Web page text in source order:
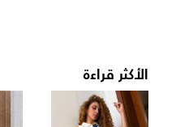
الأكثر قراءة